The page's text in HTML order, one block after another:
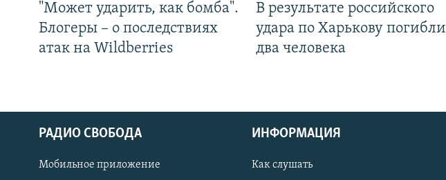
СОЦИАЛЬНЫЕ СЕТИ
"Может ударить, как бомба".
Блогеры – о последствиях
атак на Wildberries
В результате российского
удара по Харькову погибли
два человека
РАДИО СВОБОДА
Мобильное приложение
ИНФОРМАЦИЯ
Как слушать